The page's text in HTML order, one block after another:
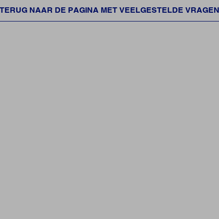
TERUG NAAR DE PAGINA MET VEELGESTELDE VRAGEN